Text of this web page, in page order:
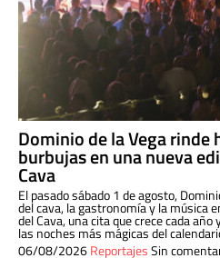
Dominio de la Vega rinde
burbujas en una nueva
Cava
El pasado sábado 1 de agosto,
del cava, la gastronomía y la música
del Cava, una cita que crece cada
las noches más mágicas del
06/08/2026ReportajesSin